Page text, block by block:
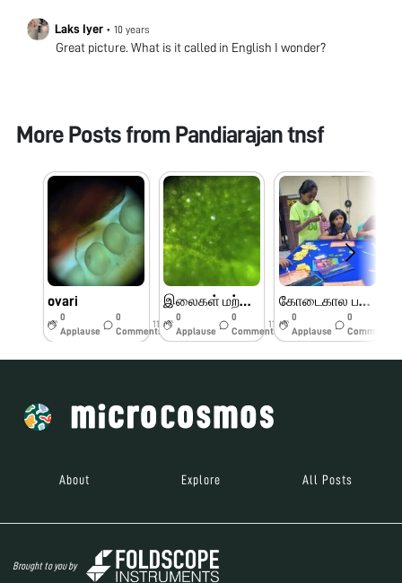
Laks Iyer • 10 years
Great picture. What is it called in English I wonder?
More Posts from Pandiarajan tnsf
ovari
0
Applause
0
Comments
11w
இலைகள் மற்றும் பூக்களின் பாகங்கள்
0
Applause
0
Comments
11w
கோடைகால பயிற்சி முகாம் பெரியார் அறிவியல் மையம்
0
Applause
0
Comments
About Explore All Posts
Brought to you by